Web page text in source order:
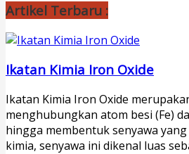
Artikel Terbaru :
Ikatan Kimia Iron Oxide
Ikatan Kimia Iron Oxide
menghubungkan atom besi (Fe)
hingga membentuk senyawa
kimia, senyawa ini dikenal luas